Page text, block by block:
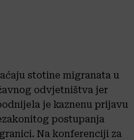
stotine migranata u
odvjetništva jer
je kaznenu prijavu
postupanja
Na konferenciji za